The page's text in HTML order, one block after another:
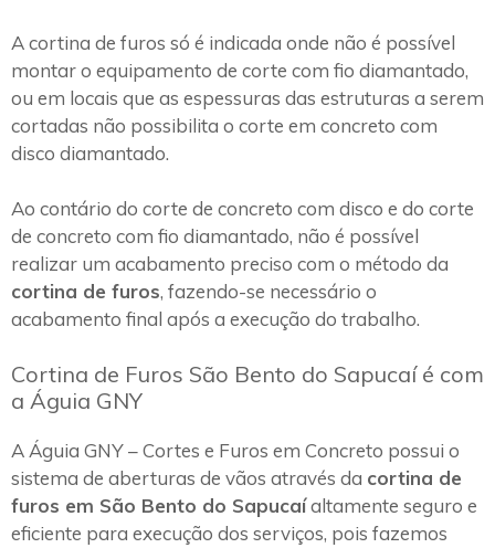
A cortina de furos só é indicada onde não é possível
montar o equipamento de corte com fio diamantado,
ou em locais que as espessuras das estruturas a serem
cortadas não possibilita o corte em concreto com
disco diamantado.
Ao contário do corte de concreto com disco e do corte
de concreto com fio diamantado, não é possível
realizar um acabamento preciso com o método da
cortina de furos, fazendo-se necessário o
acabamento final após a execução do trabalho.
Cortina de Furos São Bento do Sapucaí é com
a Águia GNY
A Águia GNY – Cortes e Furos em Concreto possui o
sistema de aberturas de vãos através da cortina de
furos em São Bento do Sapucaíaltamente seguro e
eficiente para execução dos serviços, pois fazemos